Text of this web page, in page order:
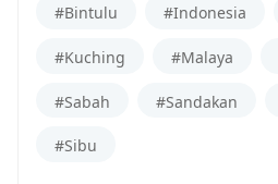
#Bintulu #Indonesia
#Kuching #Malaya
#Sabah #Sandakan
#Sibu